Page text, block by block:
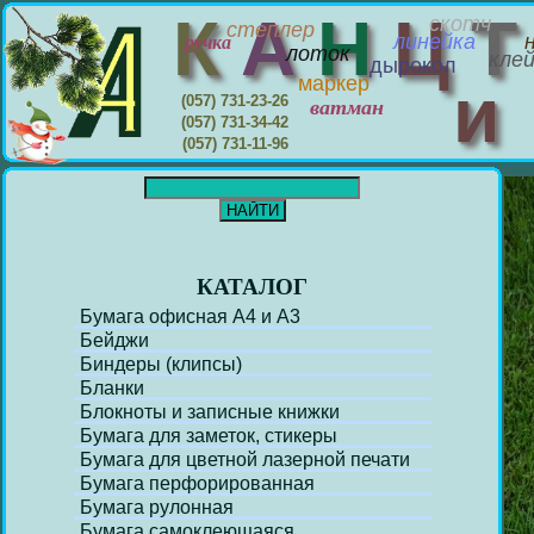
КАНЦ
(057) 731-23-26
(057) 731-34-42
(057) 731-11-96
маркер
ручка
ватман
дырокол
скотч
клей
линейка
лоток
степлер
КАТАЛОГ
Бумага офисная А4 и А3
Бейджи
Биндеры (клипсы)
Бланки
Блокноты и записные книжки
Бумага для заметок, стикеры
Бумага для цветной лазерной печати
Бумага перфорирoванная
Бумага рулонная